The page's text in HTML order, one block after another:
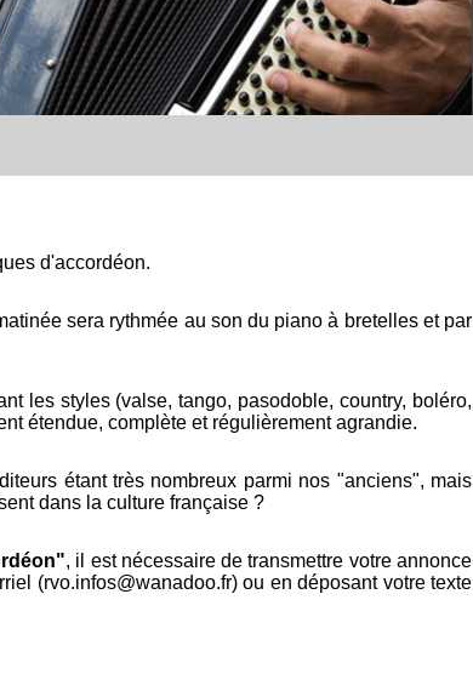
d'accordéon.
sera rythmée au son du piano à bretelles et par
les styles (valse, tango, pasodoble, country, boléro,
étendue, complète et régulièrement agrandie.
étant très nombreux parmi nos "anciens", mais
dans la culture française ?
, il est nécessaire de transmettre votre annonce
(rvo.infos@wanadoo.fr) ou en déposant votre texte